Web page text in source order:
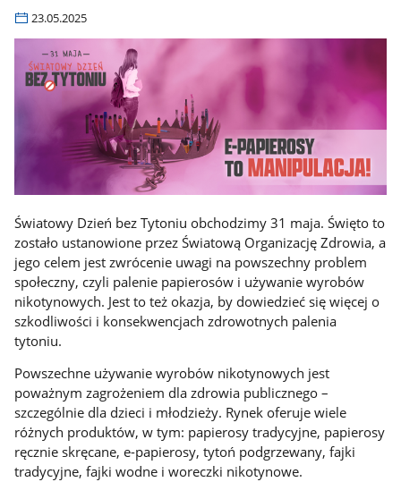
23.05.2025
Światowy Dzień bez Tytoniu obchodzimy 31 maja. Święto to
zostało ustanowione przez Światową Organizację Zdrowia, a
jego celem jest zwrócenie uwagi na powszechny problem
społeczny, czyli palenie papierosów i używanie wyrobów
nikotynowych. Jest to też okazja, by dowiedzieć się więcej o
szkodliwości i konsekwencjach zdrowotnych palenia
tytoniu.
Powszechne używanie wyrobów nikotynowych jest
poważnym zagrożeniem dla zdrowia publicznego –
szczególnie dla dzieci i młodzieży. Rynek oferuje wiele
różnych produktów, w tym: papierosy tradycyjne, papierosy
ręcznie skręcane, e-papierosy, tytoń podgrzewany, fajki
tradycyjne, fajki wodne i woreczki nikotynowe.